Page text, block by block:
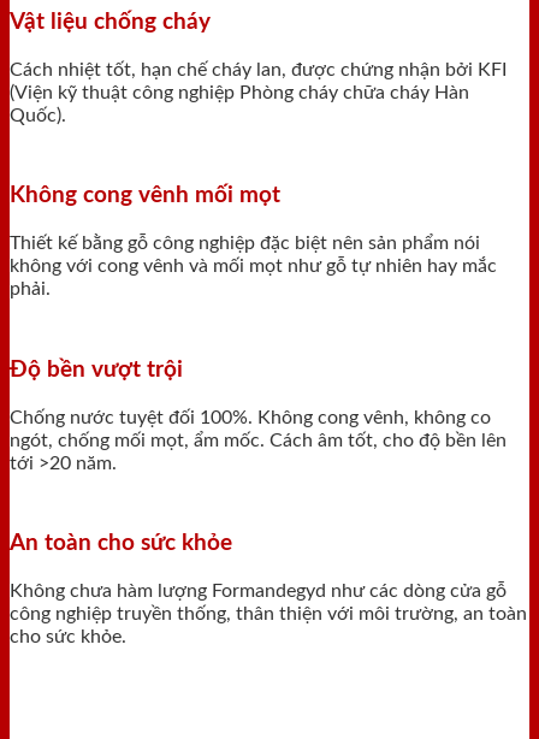
Vật liệu chống cháy
Cách nhiệt tốt, hạn chế cháy lan, được chứng nhận bởi KFI
(Viện kỹ thuật công nghiệp Phòng cháy chữa cháy Hàn
Quốc).
Không cong vênh mối mọt
Thiết kế bằng gỗ công nghiệp đặc biệt nên sản phẩm nói
không với cong vênh và mối mọt như gỗ tự nhiên hay mắc
phải.
Độ bền vượt trội
Chống nước tuyệt đối 100%. Không cong vênh, không co
ngót, chống mối mọt, ẩm mốc. Cách âm tốt, cho độ bền lên
tới >20 năm.
An toàn cho sức khỏe
Không chưa hàm lượng Formandegyd như các dòng cửa gỗ
công nghiệp truyền thống, thân thiện với môi trường, an toàn
cho sức khỏe.